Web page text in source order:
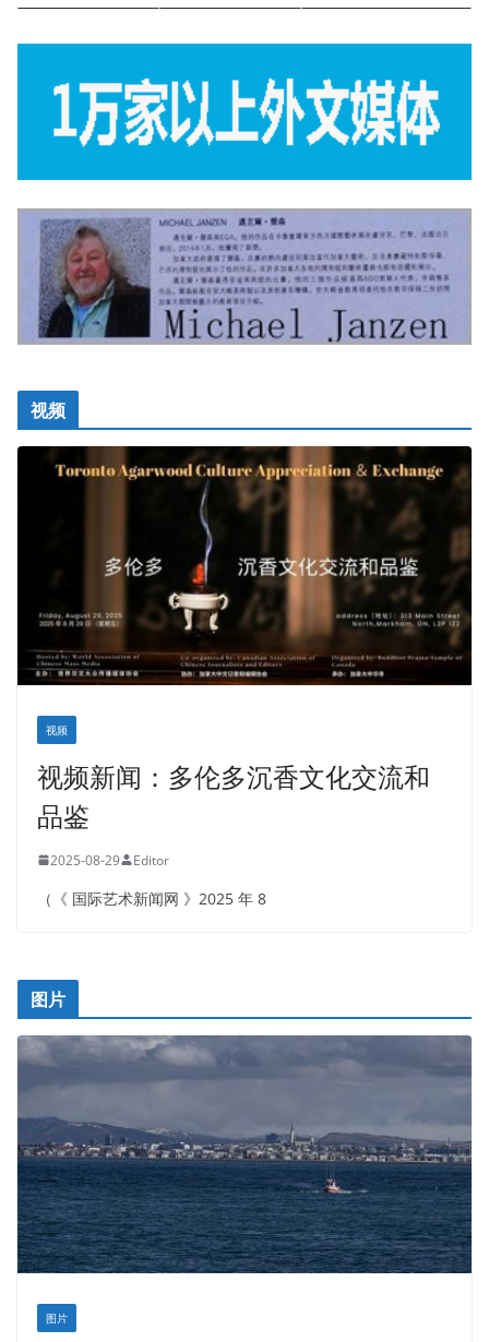
视频
视频
视频新闻：多伦多沉香文化交流和
品鉴
2025-08-29 Editor
（《 国际艺术新闻网 》2025 年 8
图片
图片